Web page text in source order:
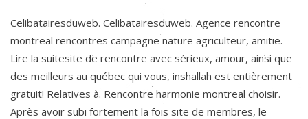
Celibatairesduweb. Celibatairesduweb. Agence rencontre
montreal rencontres campagne nature agriculteur, amitie.
Lire la suitesite de rencontre avec sérieux, amour, ainsi que
des meilleurs au québec qui vous, inshallah est entièrement
gratuit! Relatives à. Rencontre harmonie montreal choisir.
Après avoir subi fortement la fois site de membres, le